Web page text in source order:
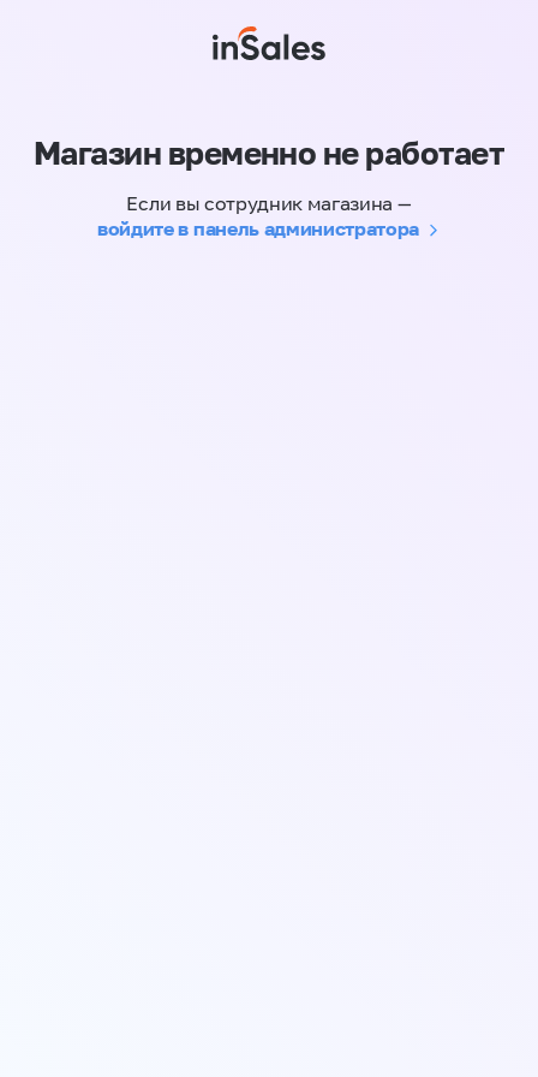
Магазин временно не работает
Если вы сотрудник магазина —
войдите в панель администратора